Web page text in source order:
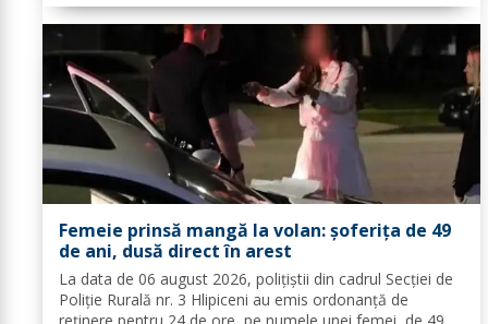
Femeie prinsă mangă la volan: șoferița de 49
de ani, dusă direct în arest
La data de 06 august 2026, polițiștii din cadrul Secției de
Poliție Rurală nr. 3 Hlipiceni au emis ordonanță de
reținere pentru 24 de ore, pe numele unei femei, de 49